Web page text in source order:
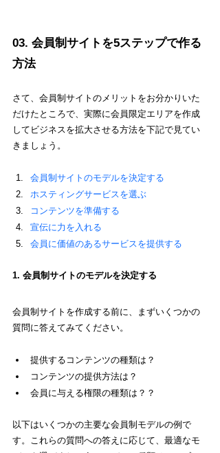
03. 会員制サイトを5ステップで作る
方法
さて、会員制サイトのメリットをお分かりいた
だけたところで、実際に会員限定エリアを作成
してビジネスを拡大させる方法を下記で見てい
きましょう。
会員制サイトのモデルを決定する
ホスティングサービスを選ぶ
コンテンツを準備する
宣伝に力を入れる
会員に価値のあるサービスを提供する
1. 会員制サイトのモデルを決定する
会員制サイトを作成する前に、まずいくつかの
質問に答えてみてください。
提供するコンテンツの種類は？
コンテンツの提供方法は？
会員に与える権限の種類は？？
以下はいくつかの主要な会員制モデルの例で
す。これらの質問への答えに応じて、最適なモ